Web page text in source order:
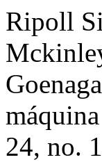
Ripoll
24, no.